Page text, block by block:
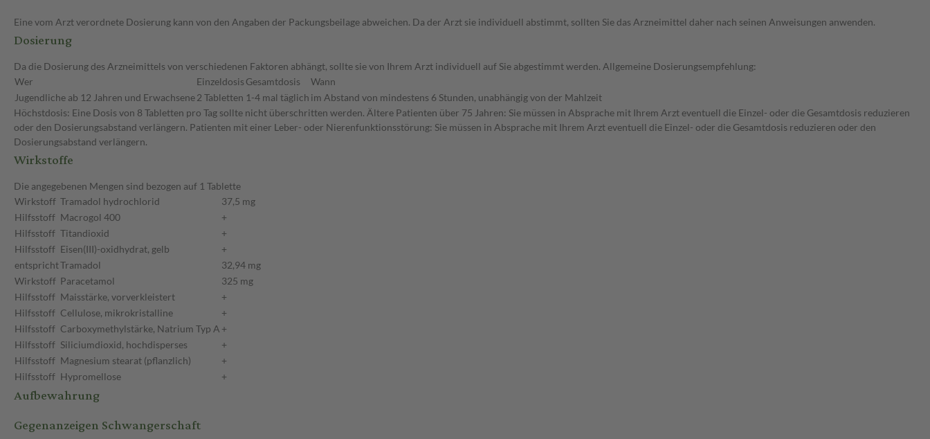
Eine vom Arzt verordnete Dosierung kann von den Angaben der Packungsbeilage abweichen. Da der Arzt sie individuell abstimmt, sollten Sie das Arzneimittel daher nach seinen Anweisungen anwenden.
Dosierung
Da die Dosierung des Arzneimittels von verschiedenen Faktoren abhängt, sollte sie von Ihrem Arzt individuell auf Sie abgestimmt werden. Allgemeine Dosierungsempfehlung:
Wer
Einzeldosis Gesamtdosis
Wann
Jugendliche ab 12 Jahren und Erwachsene2 Tabletten 1-4 mal täglich im Abstand von mindestens 6 Stunden, unabhängig von der Mahlzeit
Höchstdosis: Eine Dosis von 8 Tabletten pro Tag sollte nicht überschritten werden. Ältere Patienten über 75 Jahren: Sie müssen in Absprache mit Ihrem Arzt eventuell die Einzel- oder die Gesamtdosis reduzieren
oder den Dosierungsabstand verlängern. Patienten mit einer Leber- oder Nierenfunktionsstörung: Sie müssen in Absprache mit Ihrem Arzt eventuell die Einzel- oder die Gesamtdosis reduzieren oder den
Dosierungsabstand verlängern.
Wirkstoffe
Die angegebenen Mengen sind bezogen auf 1 Tablette
Wirkstoff Tramadol hydrochlorid
37,5 mg
Hilfsstoff Macrogol 400
+
Hilfsstoff Titandioxid
+
Hilfsstoff Eisen(III)-oxidhydrat, gelb
+
entsprichtTramadol
32,94 mg
Wirkstoff Paracetamol
325 mg
Hilfsstoff Maisstärke, vorverkleistert
+
Hilfsstoff Cellulose, mikrokristalline
+
Hilfsstoff Carboxymethylstärke, Natrium Typ A +
Hilfsstoff Siliciumdioxid, hochdisperses
+
Hilfsstoff Magnesium stearat (pflanzlich)
+
Hilfsstoff Hypromellose +
Aufbewahrung
Gegenanzeigen Schwangerschaft